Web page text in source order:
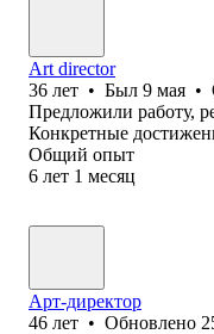
Art director
36 лет • Был 9 мая •
Предложили работу,
Конкретные
Общий опыт
6 лет 1 месяц
Арт-директор
46 лет • Обновлено